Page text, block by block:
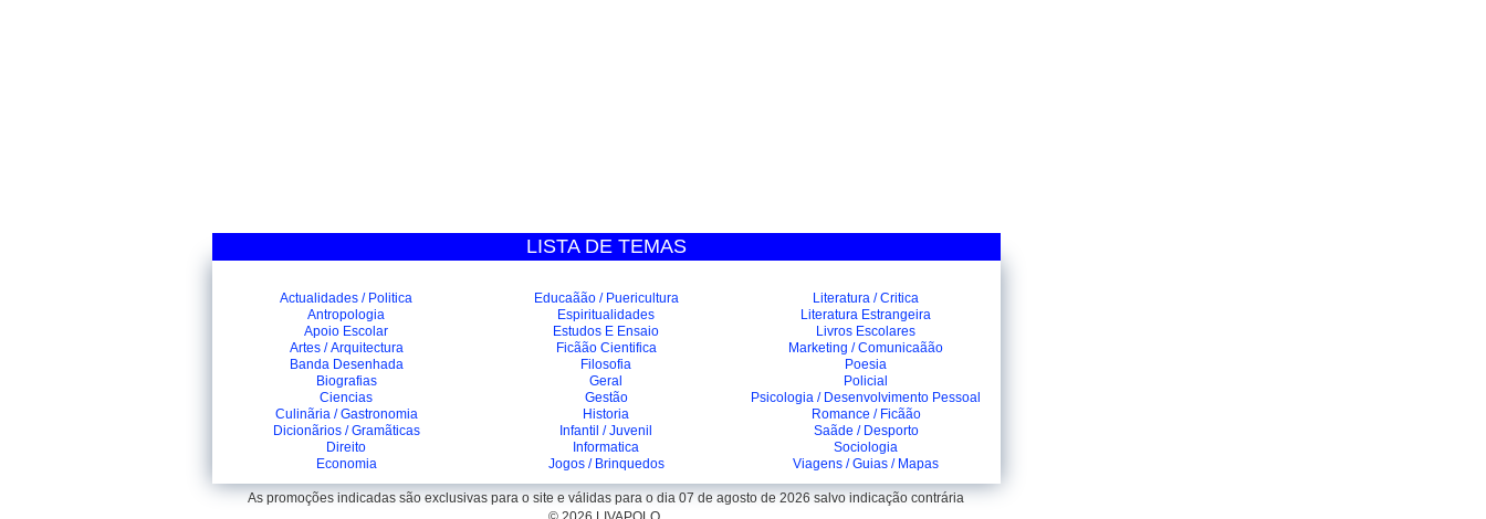
LISTA DE TEMAS
Actualidades / Politica
Antropologia
Apoio Escolar
Artes / Arquitectura
Banda Desenhada
Biografias
Ciencias
Culinãria / Gastronomia
Dicionãrios / Gramãticas
Direito
Economia
Educaãão / Puericultura
Espiritualidades
Estudos E Ensaio
Ficãão Cientifica
Filosofia
Geral
Gestão
Historia
Infantil / Juvenil
Informatica
Jogos / Brinquedos
Literatura / Critica
Literatura Estrangeira
Livros Escolares
Marketing / Comunicaãão
Poesia
Policial
Psicologia / Desenvolvimento Pessoal
Romance / Ficãão
Saãde / Desporto
Sociologia
Viagens / Guias / Mapas
As promoções indicadas são exclusivas para o site e válidas para o dia 07 de agosto de 2026 salvo indicação contrária